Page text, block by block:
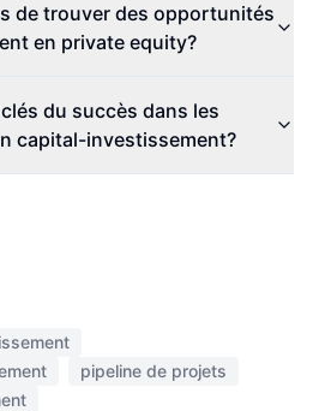
de trouver des opportunités
en private equity?
du succès dans les
capital-investissement?
pipeline de projets